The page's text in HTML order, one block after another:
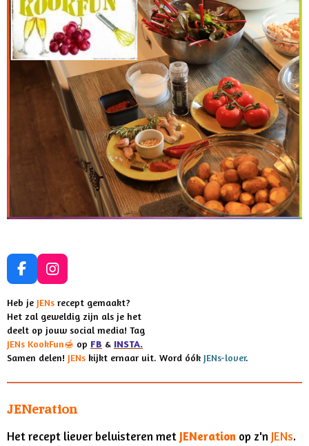
F
a
c
e
b
o
o
I
n
s
t
a
g
r
m
Heb je JENs recept gemaakt?
Het zal geweldig zijn als je het
deelt op jouw social media! Tag
JENs KookFun🍯 op FB & INSTA.
Samen delen! JENs kijkt ernaar uit. Word óók JENs-lover.
JENeration
Het recept liever beluisteren met JENeration op z'n JENs.